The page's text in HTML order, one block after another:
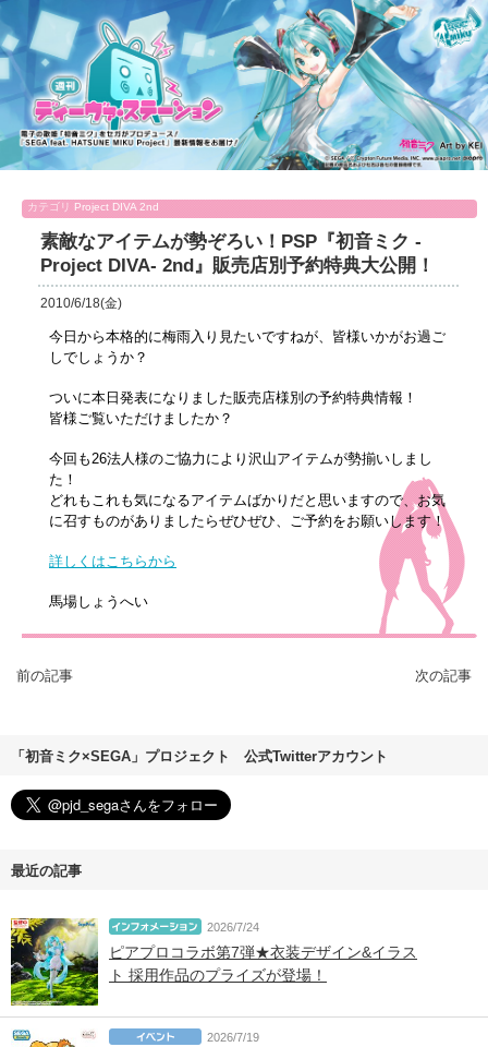
カテゴリ Project DIVA 2nd
素敵なアイテムが勢ぞろい！PSP『初音ミク -
Project DIVA- 2nd』販売店別予約特典大公開！
2010/6/18(金)
今日から本格的に梅雨入り見たいですねが、皆様いかがお過ご
しでしょうか？
ついに本日発表になりました販売店様別の予約特典情報！
皆様ご覧いただけましたか？
今回も26法人様のご協力により沢山アイテムが勢揃いしまし
た！
どれもこれも気になるアイテムばかりだと思いますので、お気
に召すものがありましたらぜひぜひ、ご予約をお願いします！
詳しくはこちらから
馬場しょうへい
前の記事 次の記事
「初音ミク×SEGA」プロジェクト 公式Twitterアカウント
最近の記事
2026/7/24
ピアプロコラボ第7弾★衣装デザイン&イラス
ト 採用作品のプライズが登場！
2026/7/19